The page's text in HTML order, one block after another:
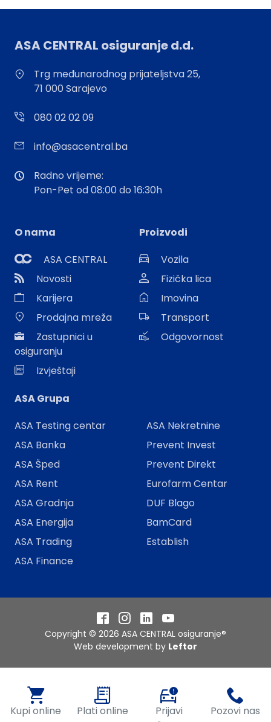
ASA CENTRAL osiguranje d.d.
Trg međunarodnog prijateljstva 25,
71 000 Sarajevo
080 02 02 09
info@asacentral.ba
Radno vrijeme:
Pon-Pet od 08:00 do 16:30h
O nama
ASA CENTRAL
Novosti
Karijera
Prodajna mreža
Zastupnici u
osiguranju
Izvještaji
Proizvodi
Vozila
Fizička lica
Imovina
Transport
Odgovornost
ASA Grupa
ASA Testing centar
ASA Banka
ASA Šped
ASA Rent
ASA Gradnja
ASA Energija
ASA Trading
ASA Finance
ASA Nekretnine
Prevent Invest
Prevent Direkt
Eurofarm Centar
DUF Blago
BamCard
Establish
FacebookInstagram
LinkedInYouTube
Copyright © 2026 ASA CENTRAL osiguranje®
Web development by Leftor
Kupi online Plati online
Prijavi
Pozovi nas